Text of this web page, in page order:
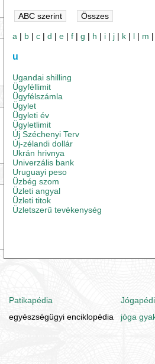
a | b |c |d |e |f |g | h | i | j | k | l | m |
u
Ugandai shilling
Ügyféllimit
Ügyfélszámla
Ügylet
Ügyleti év
Ügyletlimit
Új Széchenyi Terv
Új-zélandi dollár
Ukrán hrivnya
Univerzális bank
Uruguayi peso
Üzbég szom
Üzleti angyal
Üzleti titok
Üzletszerű tevékenység
Patikapédia
egyészségügyi enciklopédia
jóga